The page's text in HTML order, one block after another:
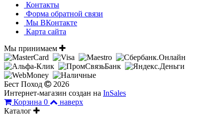
Контакты
Форма обратной связи
Мы ВКонтакте
Карта сайта
Мы принимаем
Бест Поход
2026
Интернет-магазин создан на InSales
Корзина 0
наверх
Каталог